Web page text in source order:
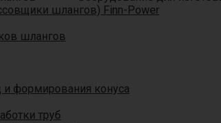
шлангов) Finn-Power
шлангов
формирования конуса
труб